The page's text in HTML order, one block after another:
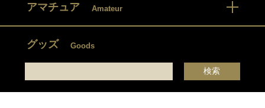
アマチュア Amateur
グッズ Goods